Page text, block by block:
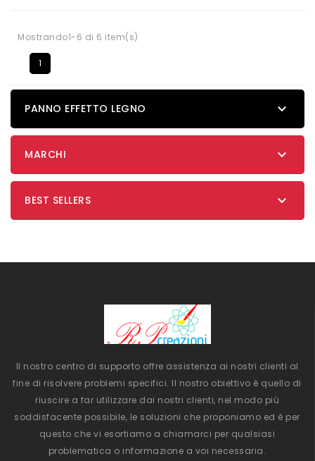
Mostrando1-6 di 6 item(s)
1
PANNO EFFETTO LEGNO 
MARCHI 
BEST SELLERS 
Il nostro centro di supporto offre assistenza ai nostri clienti al
fine di risolvere problemi specifici. Il nostro obiettivo è quello di
riuscire a far utilizzare dai nostri clienti, nel modo più
soddisfacente possibile, le soluzioni che proponiamo ed è per
questo che vi esortiamo a chiamarci per qualsiasi
problematica o informazione a voi necessaria.